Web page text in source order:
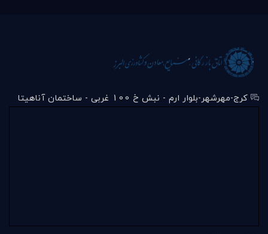
کرج-مهرشهر-بلوار ارم - نبش خ 100 غربی - ساختمان آناهیتا